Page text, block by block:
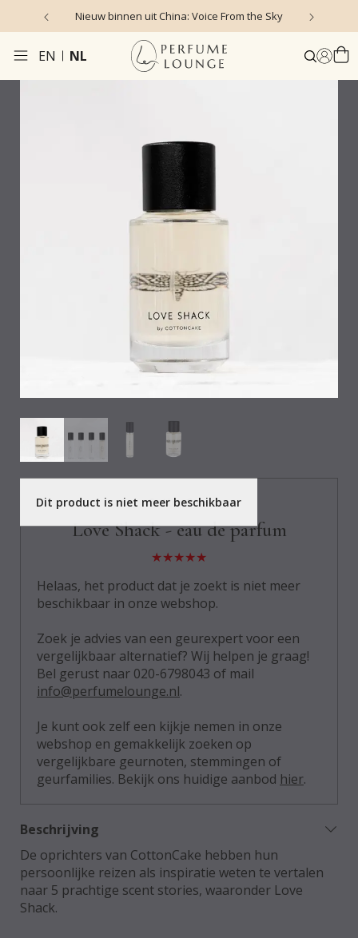
Nieuw binnen uit China: Voice From the Sky
EN NL
Dit product is niet meer beschikbaar
CottonCake
Love Shack - eau de parfum
Helaas, het product dat je zoekt is niet meer
beschikbaar in onze webshop.
Zoek je advies van een geurexpert voor een
vergelijkbaar alternatief? Wij helpen je graag!
Bel gerust naar 020-6798043 of mail
info@perfumelounge.nl.
Je kunt ook zelf een kijkje nemen in onze
webshop en gemakkelijk zoeken op
vergelijkbare geurnoten, stemmingen of
geurfamilies. Bekijk ons huidige aanbod hier.
Beschrijving
De oprichters van CottonCake hebben hun
persoonlijke reizen als inspiratie weten te vertalen
naar 5 prachtige scent stories, waaronder Love
Shack.